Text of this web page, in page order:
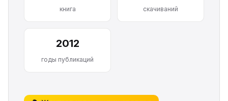
книга скачиваний
2012
годы публикаций